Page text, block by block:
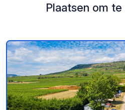
Plaatsen om